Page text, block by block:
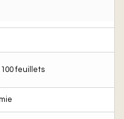
100 feuillets